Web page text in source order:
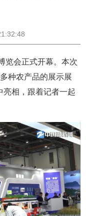
览会正式开幕。本次
种农产品的展示展
亮相，跟着记者一起